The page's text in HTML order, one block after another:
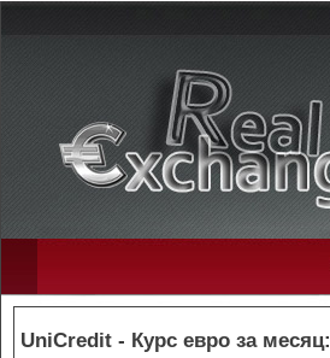
UniCredit - Курс евро за месяц: